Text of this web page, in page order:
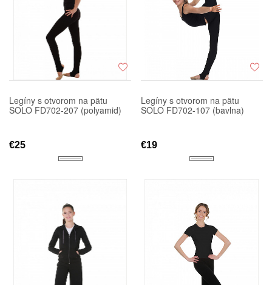
Legíny s otvorom na pätu
SOLO FD702-207 (polyamid)
€25
Legíny s otvorom na pätu
SOLO FD702-107 (bavlna)
€19